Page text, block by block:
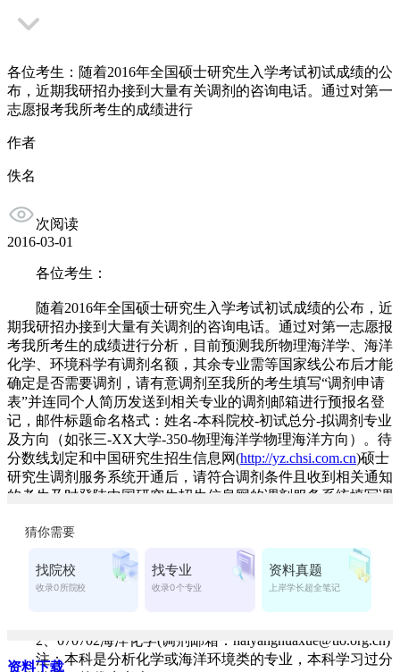
各位考生：随着2016年全国硕士研究生入学考试初试成绩的公
布，近期我研招办接到大量有关调剂的咨询电话。通过对第一
志愿报考我所考生的成绩进行
作者
佚名
次阅读
2016-03-01
各位考生：
随着2016年全国硕士研究生入学考试初试成绩的公布，近
期我研招办接到大量有关调剂的咨询电话。通过对第一志愿报
考我所考生的成绩进行分析，目前预测我所物理海洋学、海洋
化学、环境科学有调剂名额，其余专业需等国家线公布后才能
确定是否需要调剂，请有意调剂至我所的考生填写“调剂申请
表”并连同个人简历发送到相关专业的调剂邮箱进行预报名登
记，邮件标题命名格式：姓名-本科院校-初试总分-拟调剂专业
及方向（如张三-XX大学-350-物理海洋学物理海洋方向）。待
分数线划定和中国研究生招生信息网(http://yz.chsi.com.cn)硕士
研究生调剂服务系统开通后，请符合调剂条件且收到相关通知
的考生及时登陆中国研究生招生信息网的调剂服务系统填写调
1、070701物理海洋学(调剂邮箱：
wulihaiyangxue@tio.org.cn)
注：物理海洋方向要求本科是物理海洋、气象、流体力
2、070702海洋化学(调剂邮箱：haiyanghuaxue@tio.org.cn)
注：本科是分析化学或海洋环境类的专业，本科学习过分
资料下载